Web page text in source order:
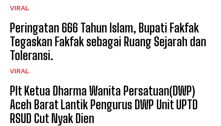
VIRAL
Peringatan 666 Tahun Islam, Bupati Fakfak
Tegaskan Fakfak sebagai Ruang Sejarah dan
Toleransi.
VIRAL
Plt Ketua Dharma Wanita Persatuan(DWP)
Aceh Barat Lantik Pengurus DWP Unit UPTD
RSUD Cut Nyak Dien